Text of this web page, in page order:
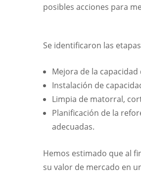
posibles acciones para
Se identificaron las
Mejora de la
Instalación de
Limpia de matorral,
Planificación de la
adecuadas.
Hemos estimado que al
su valor de mercado en